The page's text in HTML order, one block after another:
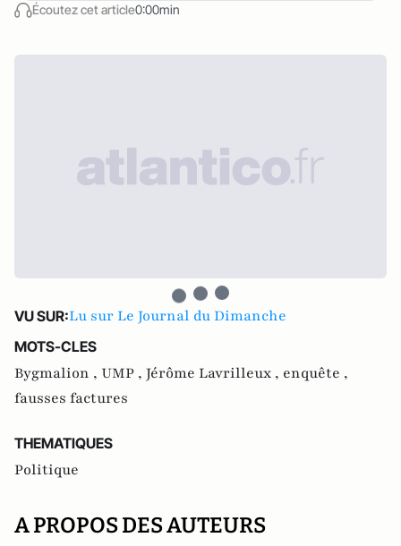
Écoutez cet article0:00min
VU SUR:Lu sur Le Journal du Dimanche
MOTS-CLES
Bygmalion , UMP , Jérôme Lavrilleux , enquête ,
fausses factures
THEMATIQUES
Politique
A PROPOS DES AUTEURS